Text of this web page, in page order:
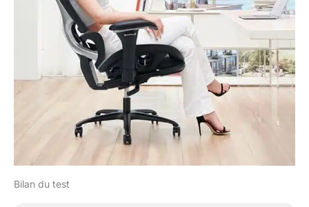
idéal pour le bureau à
domicile ou le bureau.
Design de qualité
supérieure pour la
durabilité et la stabilité :
la chaise de bureau
robuste supporte
jusqu'à 136 kg et offre
une stabilité solide
pour les utilisateurs de
accoudoirs 3D
Bilan du test